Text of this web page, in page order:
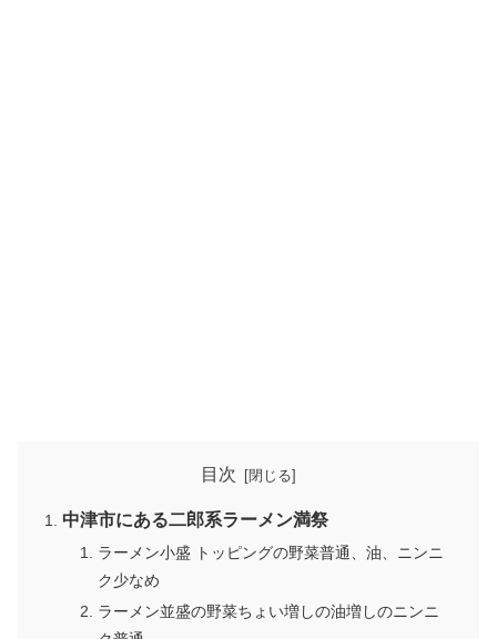
目次
中津市にある二郎系ラーメン満祭
ラーメン小盛 トッピングの野菜普通、油、ニンニ
ク少なめ
ラーメン並盛の野菜ちょい増しの油増しのニンニ